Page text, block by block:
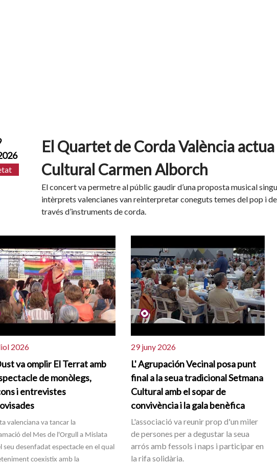
El Quartet de Corda València
Cultural Carmen Alborch
El concert va permetre al públic gaudir d’una proposta musical
intèrprets valencianes van reinterpretar coneguts temes del pop i
través d’instruments de corda.
2026
va omplir El Terrat amb
de monòlegs,
i entrevistes
valenciana va tancar la
del Mes de l'Orgull a Mislata
seu desenfadat espectacle en el qual
coexistix amb la
29 juny 2026
L' Agrupación Vecinal posa punt
final a la seua tradicional Setmana
Cultural amb el sopar de
convivència i la gala benèfica
L'associació va reunir prop d'un miler
de persones per a degustar la seua
arrós amb fessols i naps i participar en
la rifa solidària.